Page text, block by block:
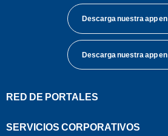
Descarga nuestra app en
Descarga nuestra app en
RED DE PORTALES
SERVICIOS CORPORATIVOS